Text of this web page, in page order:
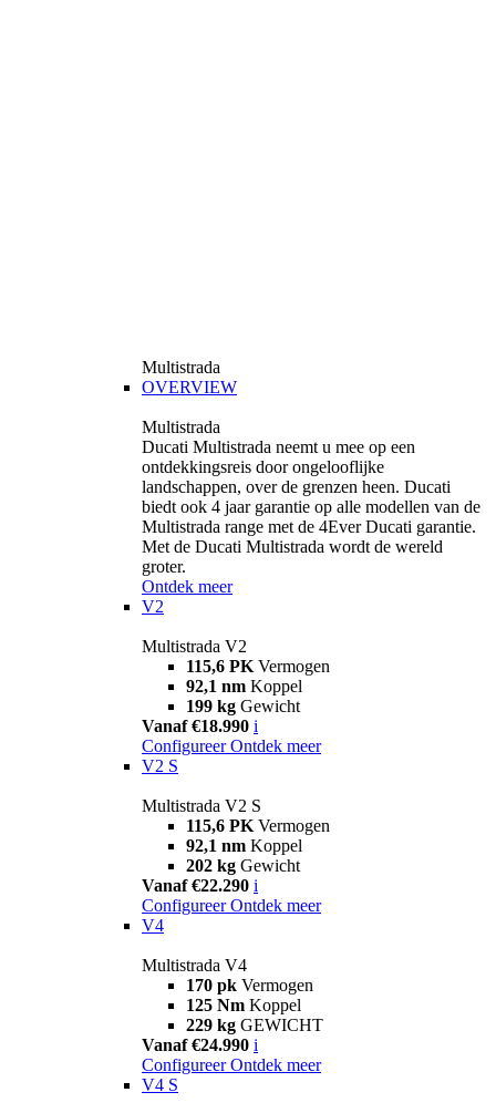
Multistrada
OVERVIEW
Multistrada
Ducati Multistrada neemt u mee op een
ontdekkingsreis door ongelooflijke
landschappen, over de grenzen heen. Ducati
biedt ook 4 jaar garantie op alle modellen van de
Multistrada range met de 4Ever Ducati garantie.
Met de Ducati Multistrada wordt de wereld
groter.
Ontdek meer
V2
Multistrada V2
115,6 PK Vermogen
92,1 nm Koppel
199 kg Gewicht
Vanaf €18.990 i
Configureer Ontdek meer
V2 S
Multistrada V2 S
115,6 PK Vermogen
92,1 nm Koppel
202 kg Gewicht
Vanaf €22.290 i
Configureer Ontdek meer
V4
Multistrada V4
170 pk Vermogen
125 Nm Koppel
229 kg GEWICHT
Vanaf €24.990 i
Configureer Ontdek meer
V4 S